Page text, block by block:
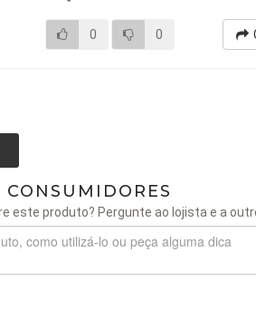
0 0
este produto? Pergunte ao lojista e a